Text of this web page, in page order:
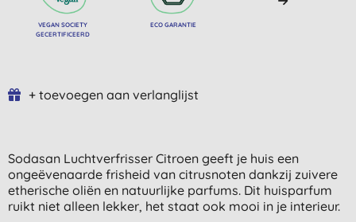
VEGAN SOCIETY
GECERTIFICEERD
ECO GARANTIE
+ toevoegen aan verlanglijst
Sodasan Luchtverfrisser Citroen geeft je huis een
ongeëvenaarde frisheid van citrusnoten dankzij zuivere
etherische oliën en natuurlijke parfums. Dit huisparfum
ruikt niet alleen lekker, het staat ook mooi in je interieur.